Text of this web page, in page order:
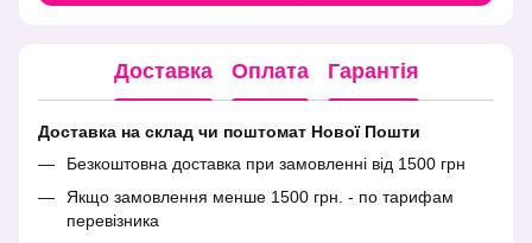
Доставка Оплата Гарантія
Доставка на склад чи поштомат Нової Пошти
Безкоштовна доставка при замовленні від 1500 грн
Якщо замовлення менше 1500 грн. - по тарифам
перевізника